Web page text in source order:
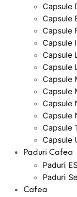
Capsule
Capsule
Capsule
Capsule
Capsule
Capsule
Capsule
Capsule
Capsule
Capsule
Capsule
Capsule
Paduri Cafea
Paduri
Paduri
Cafea